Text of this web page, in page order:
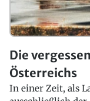
Die
Österreichs
In einer Zeit, als